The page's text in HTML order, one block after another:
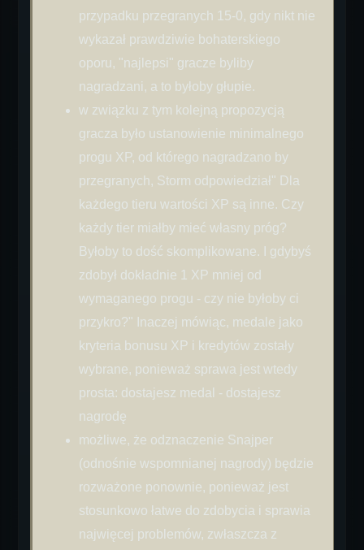
przypadku przegranych 15-0, gdy nikt nie
wykazał prawdziwie bohaterskiego
oporu, "najlepsi" gracze byliby
nagradzani, a to byłoby głupie.
w związku z tym kolejną propozycją
gracza było ustanowienie minimalnego
progu XP, od którego nagradzano by
przegranych, Storm odpowiedział" Dla
każdego tieru wartości XP są inne. Czy
każdy tier miałby mieć własny próg?
Byłoby to dość skomplikowane. I gdybyś
zdobył dokładnie 1 XP mniej od
wymaganego progu - czy nie byłoby ci
przykro?" Inaczej mówiąc, medale jako
kryteria bonusu XP i kredytów zostały
wybrane, ponieważ sprawa jest wtedy
prosta: dostajesz medal - dostajesz
nagrodę
możliwe, że odznaczenie Snajper
(odnośnie wspomnianej nagrody) będzie
rozważone ponownie, ponieważ jest
stosunkowo łatwe do zdobycia i sprawia
najwięcej problemów, zwłaszcza z